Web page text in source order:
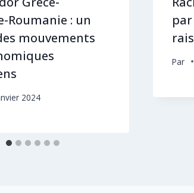
Roumanie : un
mouvements
2024
Par